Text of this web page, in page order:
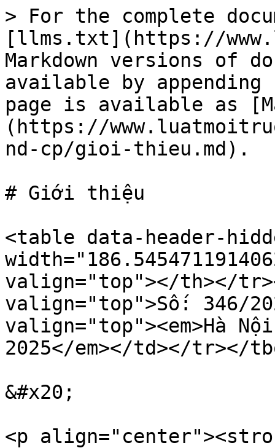
> For the complete
[llms.txt](https://
Markdown versions of
available by
page is available as
(https://
nd-cp/gioi-thieu.md).
# Giới thiệu
<table data-header-
valign="top"></th></
valign="top">Số: 346/
valign="top"><em>Hà
2025</em></td></tr></
&#x20;
<p